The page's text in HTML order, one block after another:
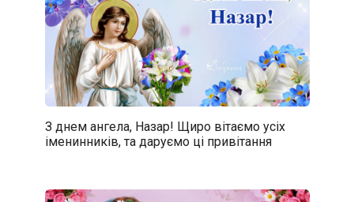
З днем ангела, Назар! Щиро вітаємо усіх
іменинників, та даруємо ці привітання